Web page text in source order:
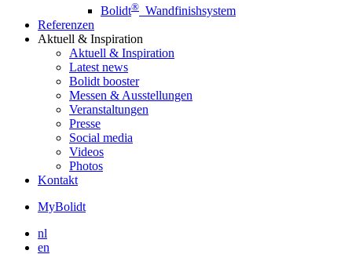
Bolidt® Wandfinishsystem
Referenzen
Aktuell & Inspiration
Aktuell & Inspiration
Latest news
Bolidt booster
Messen & Ausstellungen
Veranstaltungen
Presse
Social media
Videos
Photos
Kontakt
MyBolidt
nl
en